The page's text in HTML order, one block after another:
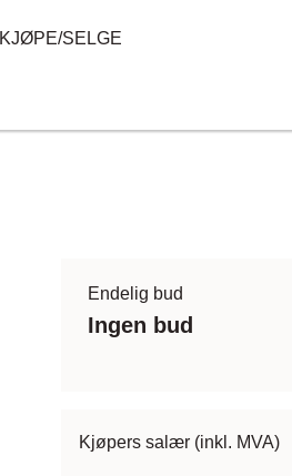
KJØPE/SELGE
Endelig bud
Ingen bud
Kjøpers salær (inkl. MVA)